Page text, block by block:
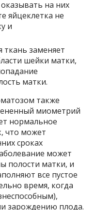
на них
яйцеклетка не
и
ткань заменяет
шейки матки,
матки.
также
миометрий
нормальное
что может
сроках
может
полости матки, и
все пустое
время, когда
зарождению плода.